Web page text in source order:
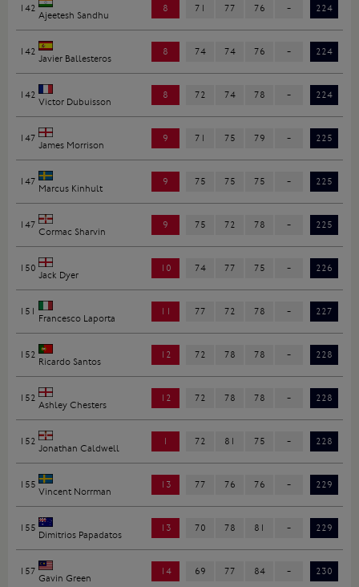
142
Ajeetesh Sandhu
8 71 77 76 - 224
142
Javier Ballesteros
8 74 74 76 - 224
142
Victor Dubuisson
8 72 74 78 - 224
147
James Morrison
9 71 75 79 - 225
147
Marcus Kinhult
9 75 75 75 - 225
147
Cormac Sharvin
9 75 72 78 - 225
150
Jack Dyer
10 74 77 75 - 226
151
Francesco Laporta
11 77 72 78 - 227
152
Ricardo Santos
12 72 78 78 - 228
152
Ashley Chesters
12 72 78 78 - 228
152
Jonathan Caldwell
1 72 81 75 - 228
155
Vincent Norrman
13 77 76 76 - 229
155
Dimitrios Papadatos
13 70 78 81 - 229
157
Gavin Green
14 69 77 84 - 230